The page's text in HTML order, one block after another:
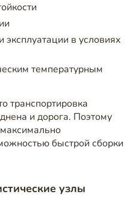
эксплуатации в условиях
температурным
транспортировка
и дорога. Поэтому
быстрой сборки
узлы